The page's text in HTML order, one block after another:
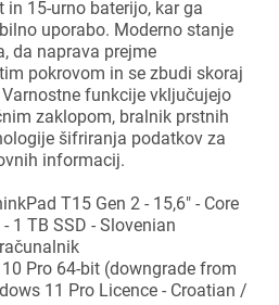
15-urno baterijo, kar ga
uporabo. Moderno stanje
da naprava prejme
pokrovom in se zbudi skoraj
funkcije vključujejo
zaklopom, bralnik prstnih
šifriranja podatkov za
informacij.
T15 Gen 2 - 15,6" - Core
1 TB SSD - Slovenian
Pro 64-bit (downgrade from
11 Pro Licence - Croatian /